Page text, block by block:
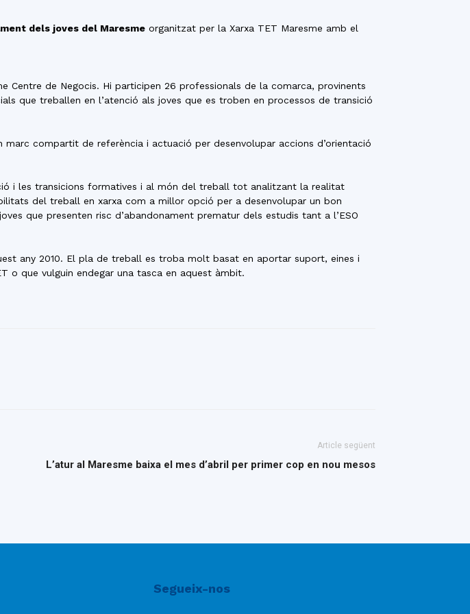
Maresme
dels joves del Maresme organitzat per la Xarxa TET Maresme amb el
Centre de Negocis. Hi participen 26 professionals de la comarca, provinents
que treballen en l’atenció als joves que es troben en processos de transició
compartit de referència i actuació per desenvolupar accions d’orientació
i les transicions formatives i al món del treball tot analitzant la realitat
del treball en xarxa com a millor opció per a desenvolupar un bon
que presenten risc d’abandonament prematur dels estudis tant a l’ESO
any 2010. El pla de treball es troba molt basat en aportar suport, eines i
o que vulguin endegar una tasca en aquest àmbit.
Article següent
L’atur al Maresme baixa el mes d’abril per primer cop en nou mesos
Segueix-nos